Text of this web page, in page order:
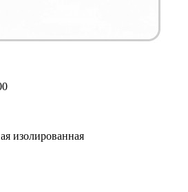
изолированная